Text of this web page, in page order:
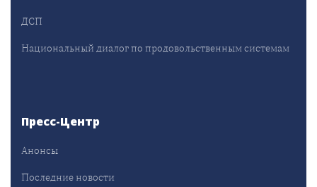
ДСП
Национальный диалог по продовольственным системам
Пресс-Центр
Анонсы
Последние новости